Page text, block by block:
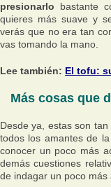
presionarlo bastante
quieres más suave y
verás que no era tan
vas tomando la mano.
Lee también: El tofu:
Más cosas que
Desde ya, estas son
todos los amantes de
conocer un poco más
demás cuestiones
de indagar un poco más